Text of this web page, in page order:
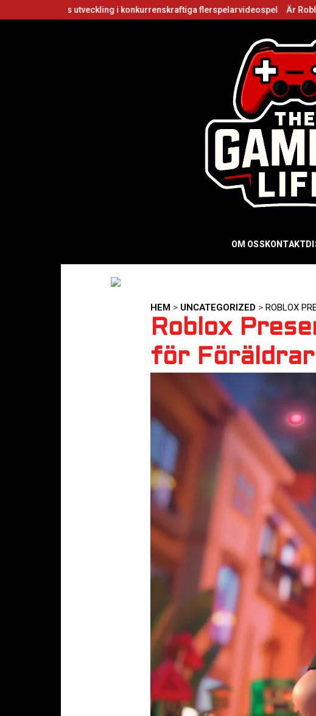
i konkurrenskraftiga flerspelarvideospel Är Roblox grundare död?
OM OSS KONTAKT
HEM > UNCATEGORIZED > ROBLOX
Roblox
för